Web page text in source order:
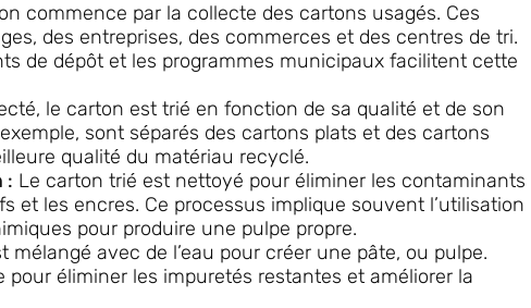
commence par la collecte des cartons usagés. Ces
des entreprises, des commerces et des centres de tri.
de dépôt et les programmes municipaux facilitent cette
le carton est trié en fonction de sa qualité et de son
sont séparés des cartons plats et des cartons
qualité du matériau recyclé.
: Le carton trié est nettoyé pour éliminer les contaminants
et les encres. Ce processus implique souvent l’utilisation
pour produire une pulpe propre.
mélangé avec de l’eau pour créer une pâte, ou pulpe.
pour éliminer les impuretés restantes et améliorer la